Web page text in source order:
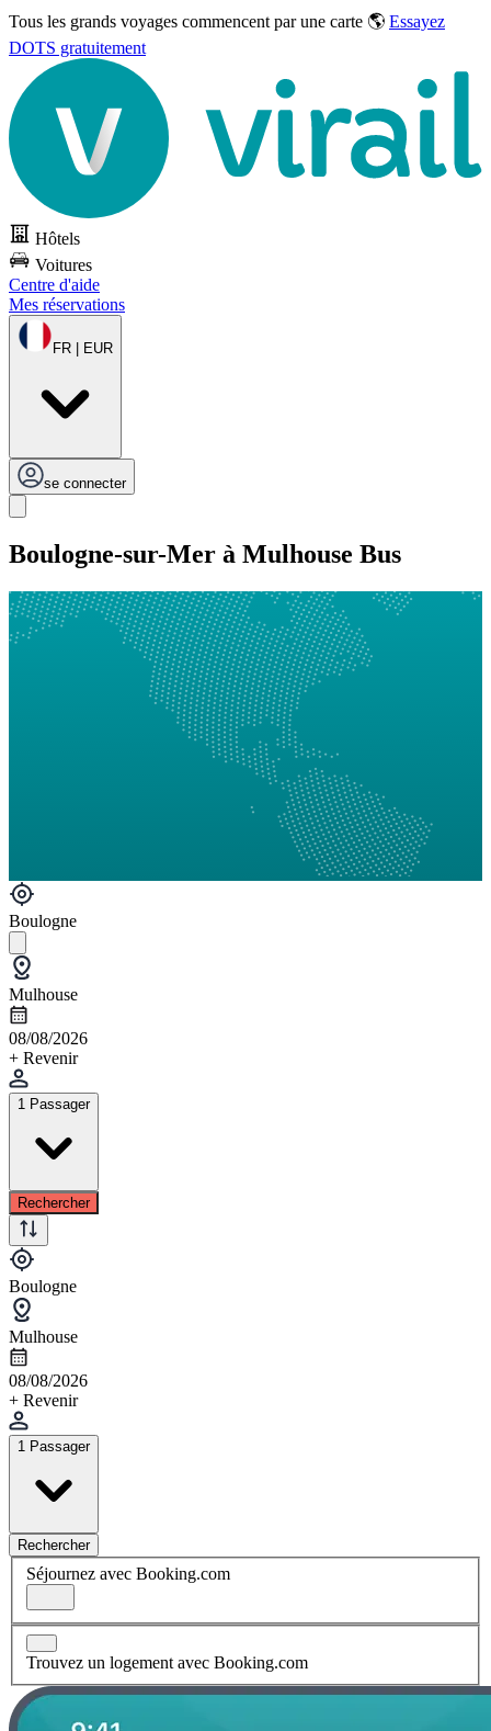
Tous les grands voyages commencent par une carte 🌎 Essayez
DOTS gratuitement
Hôtels
Voitures
Centre d'aide
Mes réservations
FR | EUR
se connecter
Boulogne-sur-Mer à Mulhouse Bus
Boulogne
Mulhouse
08/08/2026
+ Revenir
1 Passager
Rechercher
Boulogne
Mulhouse
08/08/2026
+ Revenir
1 Passager
Rechercher
Séjournez avec Booking.com
Trouvez un logement avec Booking.com